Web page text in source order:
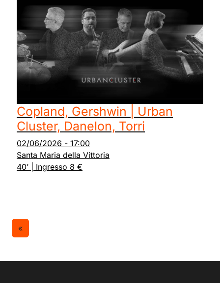
Copland, Gershwin | Urban
Cluster, Danelon, Torri
02/06/2026 - 17:00
Santa Maria della Vittoria
40’ | Ingresso 8 €
«